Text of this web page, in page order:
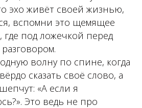
эхо живёт своей жизнью,
вспомни это щемящее
где под ложечкой перед
волну по спине, когда
сказать своё слово, а
«А если я
Это ведь не про